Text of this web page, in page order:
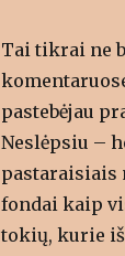
Tai tikrai ne
pastebėjau
Neslėpsiu –
pastaraisiais
fondai kaip
tokių, kurie